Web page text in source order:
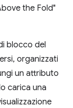
the Fold"
blocco del
organizzati
un attributo
carica una